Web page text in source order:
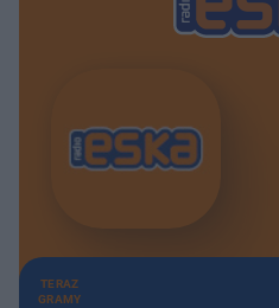
TERAZ
GRAMY